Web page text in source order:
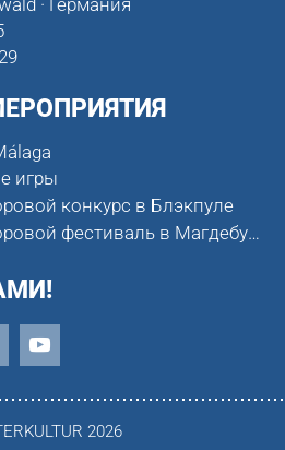
игры
конкурс в Блэкпуле
Международный хоровой фестиваль в Магдебурге
2026